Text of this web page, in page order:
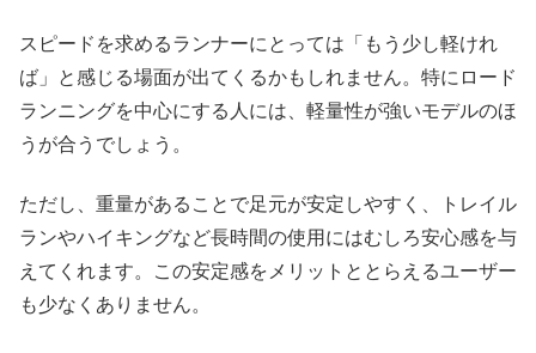
スピードを求めるランナーにとっては「もう少し軽けれ
ば」と感じる場面が出てくるかもしれません。特にロード
ランニングを中心にする人には、軽量性が強いモデルのほ
うが合うでしょう。
ただし、重量があることで足元が安定しやすく、トレイル
ランやハイキングなど長時間の使用にはむしろ安心感を与
えてくれます。この安定感をメリットととらえるユーザー
も少なくありません。